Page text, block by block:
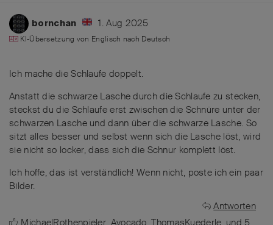
bornchan 1. Aug 2025
KI-Übersetzung von Englisch nach Deutsch
Ich mache die Schlaufe doppelt.
Anstatt die schwarze Lasche durch die Schlaufe zu stecken,
steckst du die Schlaufe erst zwischen die Schnüre unter der
schwarzen Lasche und dann über die schwarze Lasche. So
sitzt alles besser und selbst wenn sich die Lasche löst, wird
sie nicht so locker, dass sich die Schnur komplett löst.
Ich hoffe, das ist verständlich! Wenn nicht, poste ich ein paar
Bilder.
Antworten
MichaelRothenpieler, Avocado,ThomasKuederle, und 5